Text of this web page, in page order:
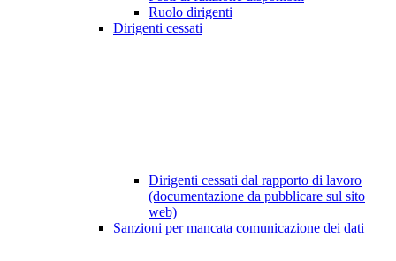
Ruolo dirigenti
Dirigenti cessati
Dirigenti cessati dal rapporto di lavoro
(documentazione da pubblicare sul sito
web)
Sanzioni per mancata comunicazione dei dati